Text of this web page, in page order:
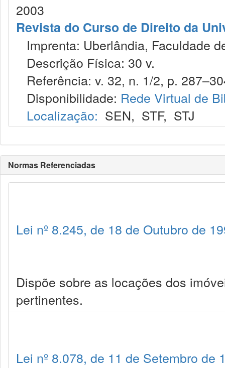
2003
Revista do Curso de Direito da
Imprenta: Uberlândia, Faculdade
Descrição Física: 30 v.
Referência: v. 32, n. 1/2, p.
Disponibilidade: Rede Virtual de
Localização: SEN, STF, STJ
Normas Referenciadas
Lei nº 8.245, de 18 de Outubro de
Dispõe sobre as locações dos
pertinentes.
Lei nº 8.078, de 11 de Setembro de